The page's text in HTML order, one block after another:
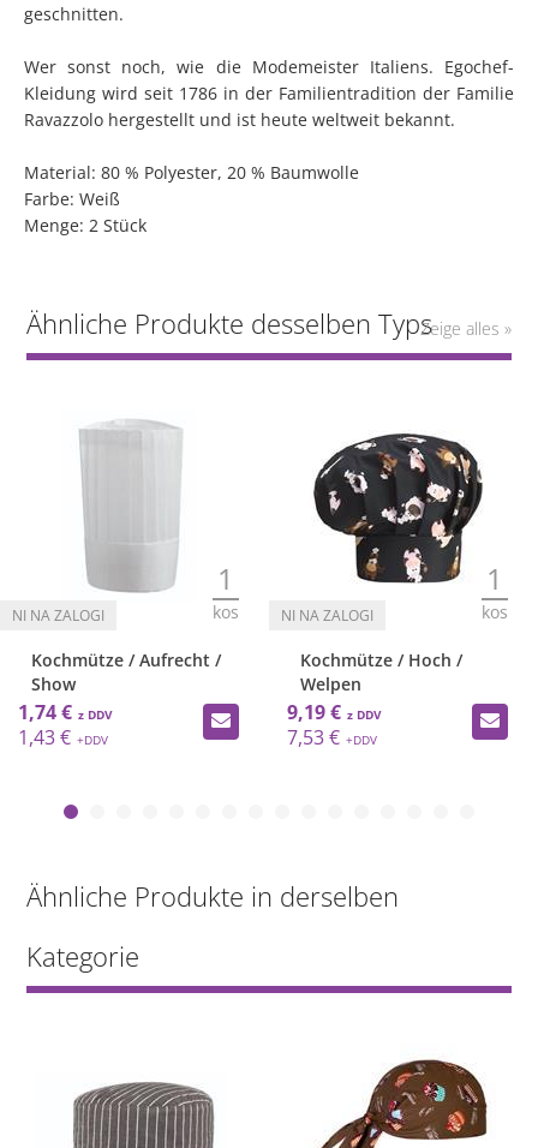
geschnitten.
Wer sonst noch, wie die Modemeister Italiens. Egochef-
Kleidung wird seit 1786 in der Familientradition der Familie
Ravazzolo hergestellt und ist heute weltweit bekannt.
Material: 80 % Polyester, 20 % Baumwolle
Farbe: Weiß
Menge: 2 Stück
Ähnliche Produkte desselben TypsZeige alles »
1
kos
Kochmütze / Aufrecht /
Show
1,74 €
1,43 €
1
kos
Kochmütze / Hoch /
Welpen
9,19 €
7,53 €
Ähnliche Produkte in derselben
Kategorie